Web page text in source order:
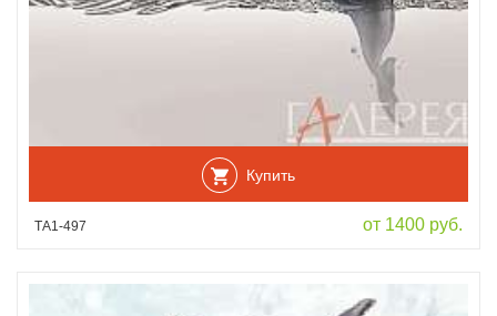
Купить
ТА1-497 от 1400 руб.